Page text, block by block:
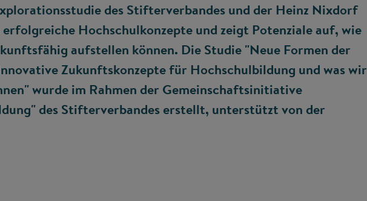
des Stifterverbandes und der Heinz Nixdorf
Hochschulkonzepte und zeigt Potenziale auf, wie
aufstellen können. Die Studie "Neue Formen der
Zukunftskonzepte für Hochschulbildung und was wir
wurde im Rahmen der Gemeinschaftsinitiative
des Stifterverbandes erstellt, unterstützt von der